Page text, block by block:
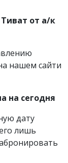
от а/к
нашем сайти
на сегодня
дату
лишь